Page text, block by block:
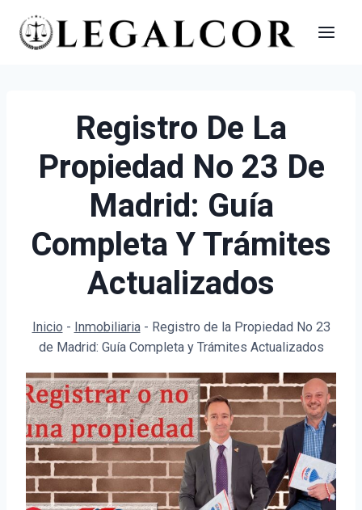
Saltar
Registro De La
Propiedad No 23 De
Madrid: Guía
Completa Y Trámites
Actualizados
Inicio - Inmobiliaria- Registro de la Propiedad No 23
de Madrid: Guía Completa y Trámites Actualizados